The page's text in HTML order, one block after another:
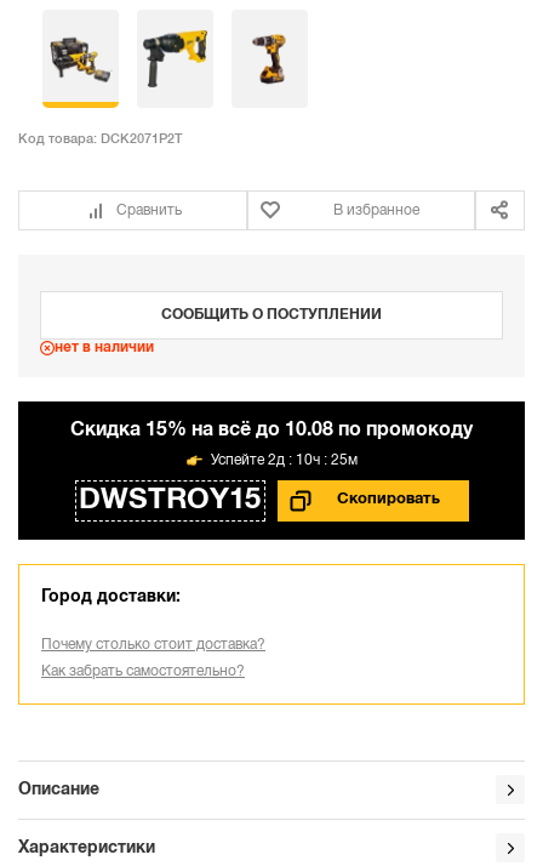
Код товара: DCK2071P2T
Сравнить В избранное
СООБЩИТЬ О ПОСТУПЛЕНИИ
нет в наличии
Cкидка 15% на всё до 10.08 по промокоду
DWSTROY15
2д : 10ч : 25м
Город доставки:
Почему столько стоит доставка?
Как забрать самостоятельно?
Описание
Характеристики